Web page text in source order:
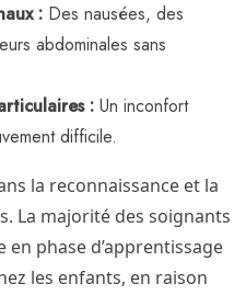
: Des nausées, des
abdominales sans
: Un inconfort
difficile.
la reconnaissance et la
La majorité des soignants
phase d’apprentissage
les enfants, en raison